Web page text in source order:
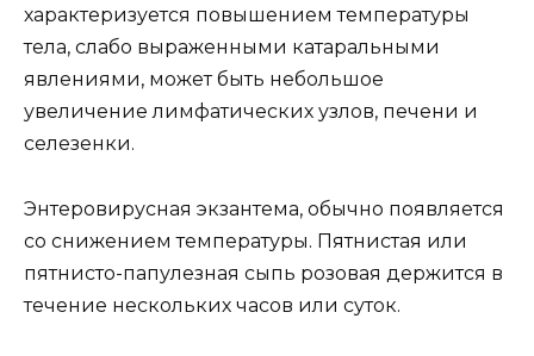
характеризуется повышением температуры
тела, слабо выраженными катаральными
явлениями, может быть небольшое
увеличение лимфатических узлов, печени и
селезенки.
Энтеровирусная экзантема, обычно появляется
со снижением температуры. Пятнистая или
пятнисто-папулезная сыпь розовая держится в
течение нескольких часов или суток.